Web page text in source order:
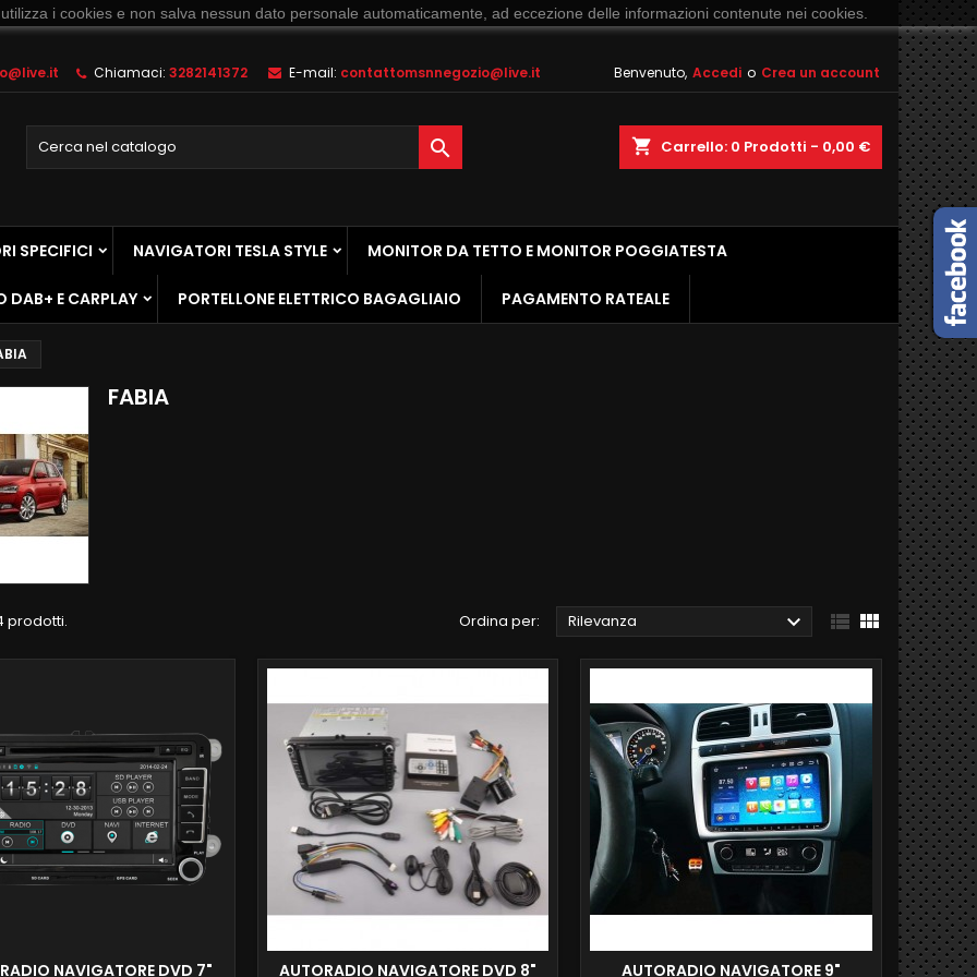
Chiamaci: 3282141372 E-mail: contattomsnnegozio@live.it Benvenuto, Accedi o Crea un account
shopping_cart Carrello: 0 Prodotti - 0,00 €

SPECIFICI NAVIGATORI TESLA STYLE MONITOR DA TETTO E MONITOR POGGIATESTA
DAB+ E CARPLAY PORTELLONE ELETTRICO BAGAGLIAIO PAGAMENTO RATEALE
FABIA
prodotti. Ordina per: Rilevanza   
NAVIGATORE DVD 7"
AUTORADIO NAVIGATORE DVD 8"
AUTORADIO NAVIGATORE 9"
i cookies e non salva nessun dato personale automaticamente, ad eccezione delle informazioni contenute nei cookies.